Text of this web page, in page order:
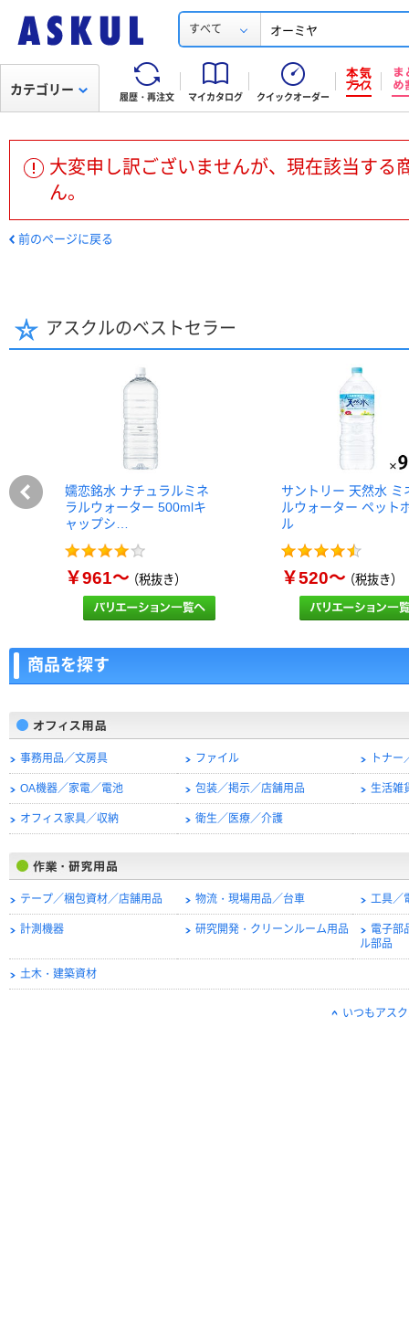
すべて
履歴・再注文 マイカタログ クイックオーダー
カテゴリー
大変申し訳ございませんが、現在該当する
ん。
前のページに戻る
アスクルのベストセラー
嬬恋銘水 ナチュラルミネ
ラルウォーター 500mlキ
ャップシ…
￥961～（税抜き）
サントリー 天然水 ミ
ルウォーター ペット
ル
￥520～（税抜き）
商品を探す
事務用品／文房具 ファイル トナ
OA機器／家電／電池 包装／掲示／店舗用品 生活雑
オフィス家具／収納 衛生／医療／介護
テープ／梱包資材／店舗用品 物流・現場用品／台車 工具／
計測機器 研究開発・クリーンルーム用品
電子部
ル部品
土木・建築資材
いつもアス